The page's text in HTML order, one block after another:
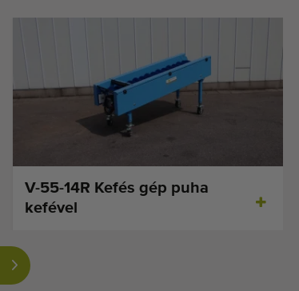
V-55-14R Kefés gép puha
kefével